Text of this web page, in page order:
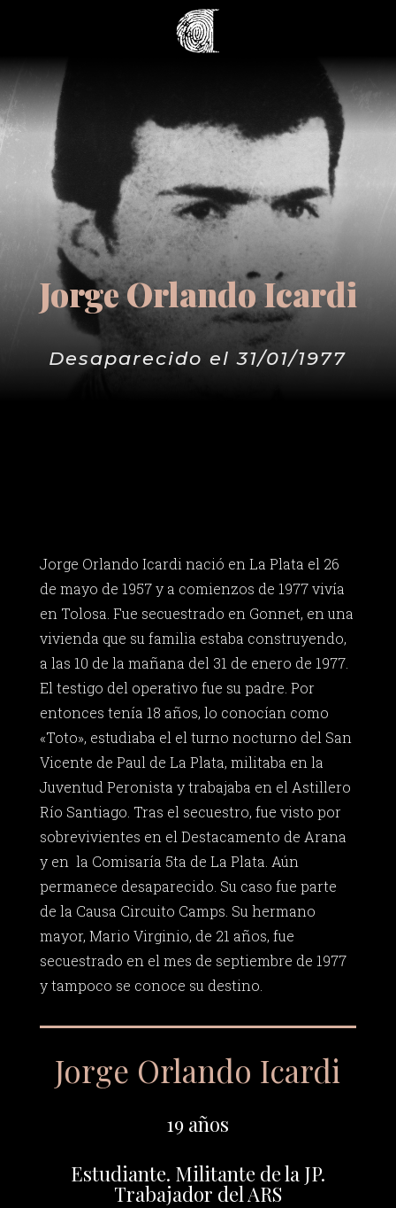
Jorge Orlando Icardi
Desaparecido el 31/01/1977
Jorge Orlando Icardi nació en La Plata el 26
de mayo de 1957 y a comienzos de 1977 vivía
en Tolosa. Fue secuestrado en Gonnet, en una
vivienda que su familia estaba construyendo,
a las 10 de la mañana del 31 de enero de 1977.
El testigo del operativo fue su padre. Por
entonces tenía 18 años, lo conocían como
«Toto», estudiaba el el turno nocturno del San
Vicente de Paul de La Plata, militaba en la
Juventud Peronista y trabajaba en el Astillero
Río Santiago. Tras el secuestro, fue visto por
sobrevivientes en el Destacamento de Arana
y en la Comisaría 5ta de La Plata. Aún
permanece desaparecido. Su caso fue parte
de la Causa Circuito Camps. Su hermano
mayor, Mario Virginio, de 21 años, fue
secuestrado en el mes de septiembre de 1977
y tampoco se conoce su destino.
Jorge Orlando Icardi
19 años
Estudiante. Militante de la JP.
Trabajador del ARS